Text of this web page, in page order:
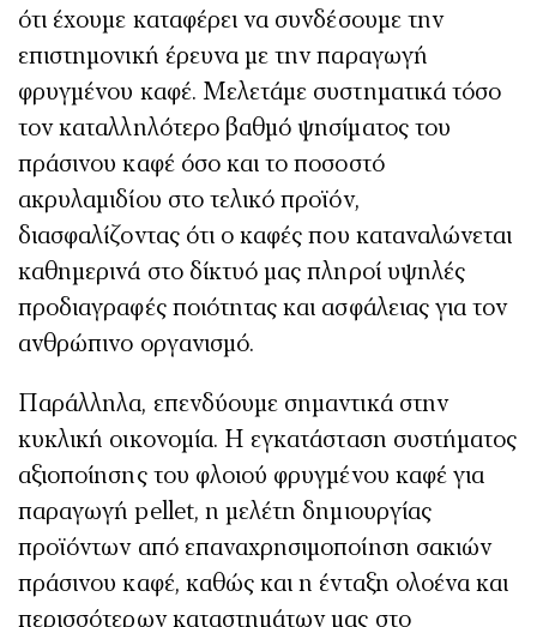
ότι έχουμε καταφέρει να συνδέσουμε την
επιστημονική έρευνα με την παραγωγή
φρυγμένου καφέ. Mελετάμε συστηματικά τόσο
τον καταλληλότερο βαθμό ψησίματος του
πράσινου καφέ όσο και το ποσοστό
ακρυλαμιδίου στο τελικό προϊόν,
διασφαλίζοντας ότι ο καφές που καταναλώνεται
καθημερινά στο δίκτυό μας πληροί υψηλές
προδιαγραφές ποιότητας και ασφάλειας για τον
ανθρώπινο οργανισμό.
Παράλληλα, επενδύουμε σημαντικά στην
κυκλική οικονομία. Η εγκατάσταση συστήματος
αξιοποίησης του φλοιού φρυγμένου καφέ για
παραγωγή pellet, η μελέτη δημιουργίας
προϊόντων από επαναχρησιμοποίηση σακιών
πράσινου καφέ, καθώς και η ένταξη ολοένα και
περισσότερων καταστημάτων μας στο